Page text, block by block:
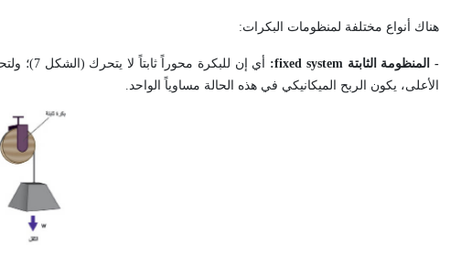
هناك أنواع مختلفة لمنظومات البكرات:
- المنظومة الثابتة fixed system
:
أي إن
الأعلى، يكون الربح الميكانيكي في هذه الحالة مساوياً الواحد.